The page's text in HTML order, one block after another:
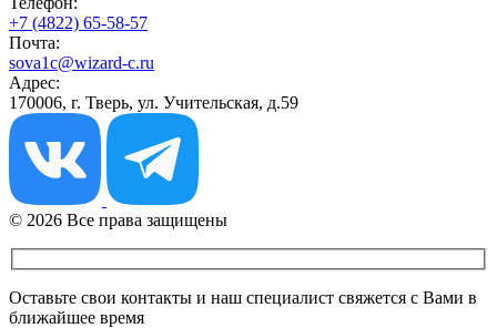
+7 (4822) 65-58-57
Почта:
sova1c@wizard-c.ru
Адрес:
170006, г. Тверь, ул. Учительская, д.59
© 2026 Все права защищены
Оставьте свои контакты и наш специалист свяжется с Вами в
ближайшее время